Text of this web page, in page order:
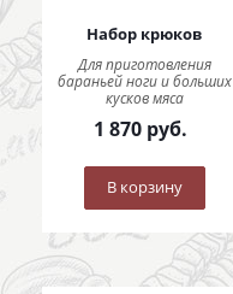
Набор крюков
Для приготовления
бараньей ноги и больших
кусков мяса
1 870руб.
В корзину